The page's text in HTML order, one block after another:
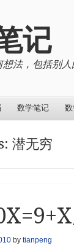
记
法，包括别人
数学笔记
潜无穷
by tianpeng